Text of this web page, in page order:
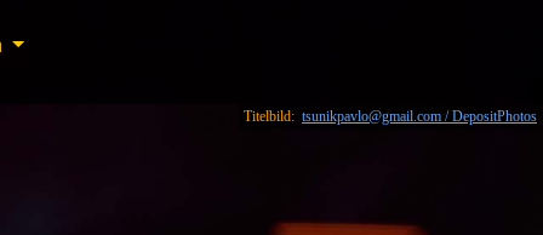
Titelbild: tsunikpavlo@gmail.com / DepositPhotos